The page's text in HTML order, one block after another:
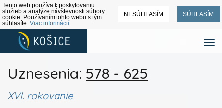
Tento web používa k poskytovaniu
služieb a analýze návštevnosti súbory
cookie. Používaním tohto webu s tým
súhlasíte. Viac informácií
NESÚHLASÍM SÚHLASÍM
Uznesenia: 578 - 625
XVI. rokovanie